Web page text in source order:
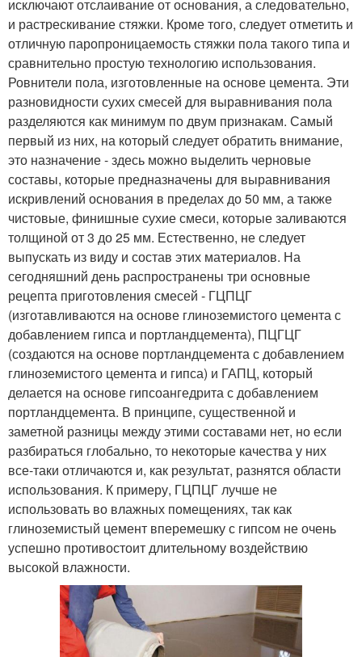
исключают отслаивание от основания, а следовательно,
и растрескивание стяжки. Кроме того, следует отметить и
отличную паропроницаемость стяжки пола такого типа и
сравнительно простую технологию использования.
Ровнители пола, изготовленные на основе цемента. Эти
разновидности сухих смесей для выравнивания пола
разделяются как минимум по двум признакам. Самый
первый из них, на который следует обратить внимание,
это назначение - здесь можно выделить черновые
составы, которые предназначены для выравнивания
искривлений основания в пределах до 50 мм, а также
чистовые, финишные сухие смеси, которые заливаются
толщиной от 3 до 25 мм. Естественно, не следует
выпускать из виду и состав этих материалов. На
сегодняшний день распространены три основные
рецепта приготовления смесей - ГЦПЦГ
(изготавливаются на основе глиноземистого цемента с
добавлением гипса и портландцемента), ПЦГЦГ
(создаются на основе портландцемента с добавлением
глиноземистого цемента и гипса) и ГАПЦ, который
делается на основе гипсоангедрита с добавлением
портландцемента. В принципе, существенной и
заметной разницы между этими составами нет, но если
разбираться глобально, то некоторые качества у них
все-таки отличаются и, как результат, разнятся области
использования. К примеру, ГЦПЦГ лучше не
использовать во влажных помещениях, так как
глиноземистый цемент вперемешку с гипсом не очень
успешно противостоит длительному воздействию
высокой влажности.